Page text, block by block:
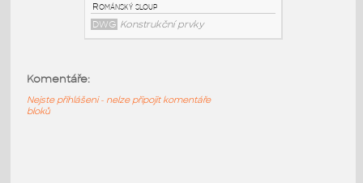
RFA Dekorace
Konstrukční prvky
Komentáře:
Nejste přihlášeni - nelze připojit komentáře
bloků